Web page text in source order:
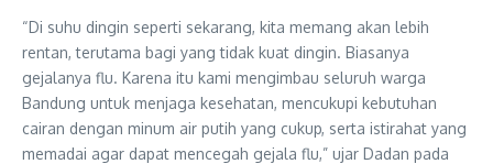
“Di suhu dingin seperti sekarang, kita memang akan lebih
rentan, terutama bagi yang tidak kuat dingin. Biasanya
gejalanya flu. Karena itu kami mengimbau seluruh warga
Bandung untuk menjaga kesehatan, mencukupi kebutuhan
cairan dengan minum air putih yang cukup, serta istirahat yang
memadai agar dapat mencegah gejala flu,” ujar Dadan pada